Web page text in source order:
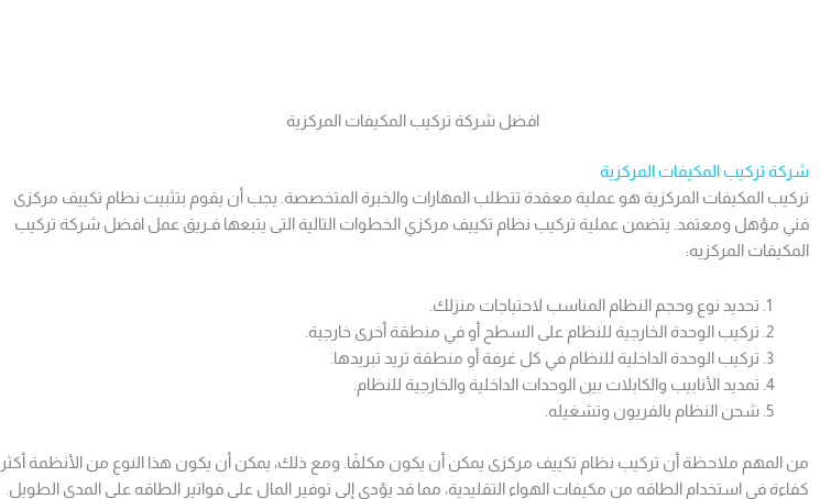
افضل شركة تركيب المكيفات المركزية
شركة تركيب المكيفات المركزية
تركيب المكيفات المركزية هو عملية معقدة تتطلب المهارات والخبرة المتخصصة. يجب أن يقوم بتثبيت نظام تكييف مركزى
فني مؤهل ومعتمد. يتضمن عملية تركيب نظام تكييف مركزي الخطوات التالية التى يتبعها فـريق عمل افضل شركة تركيب
المكيفات المركزيه:
تحديد نوع وحجم النظام المناسب لاحتياجات منزلك.
تركيب الوحدة الخارجية للنظام على السطح أو في منطقة أخرى خارجية.
تركيب الوحدة الداخلية للنظام في كل غرفة أو منطقة تريد تبريدها.
تمديد الأنابيب والكابلات بين الوحدات الداخلية والخارجية للنظام.
شحن النظام بالفريون وتشغيله.
من المهم ملاحظة أن تركيب نظام تكييف مركزى يمكن أن يكون مكلفًا. ومع ذلك، يمكن أن يكون هذا النوع من الأنظمة أكثر
كفاءة في استخدام الطاقه من مكيفات الهواء التقليدية، مما قد يؤدي إلى توفير المال على فواتير الطاقه على المدى الطويل.